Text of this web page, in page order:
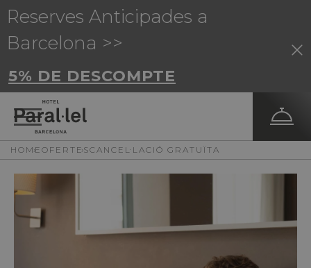
Reserves Anticipades a
Barcelona >>
5% DE DESCOMPTE
HOME OFERTESCANCEL·LACIÓ GRATUÏTA